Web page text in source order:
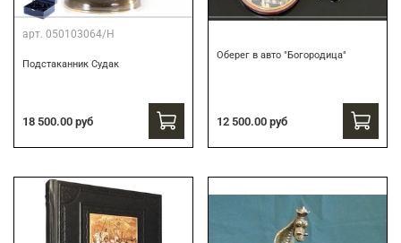
арт. 050103064/Н
Подстаканник Судак
18 500.00 руб
Оберег в авто "Богородица"
12 500.00 руб